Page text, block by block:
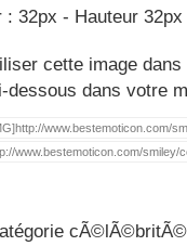
: 32px - Hauteur 32px
cette image
dessous dans votre